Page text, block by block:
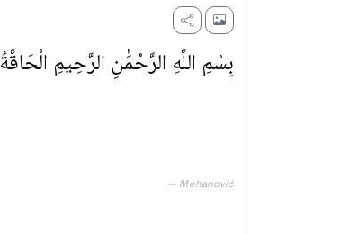
بِسْمِ اللَّهِ الرَّحْمَٰنِ الرَّحِيمِ الْحَاقَّةُ
— Mehanović